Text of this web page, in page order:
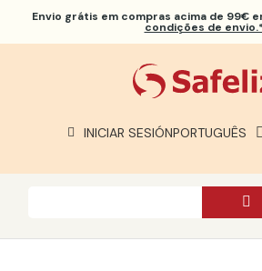
Envio grátis em compras acima de 99€
condições de
INICIAR SESIÓNPORTUGUÊS
SOBRE NÓS